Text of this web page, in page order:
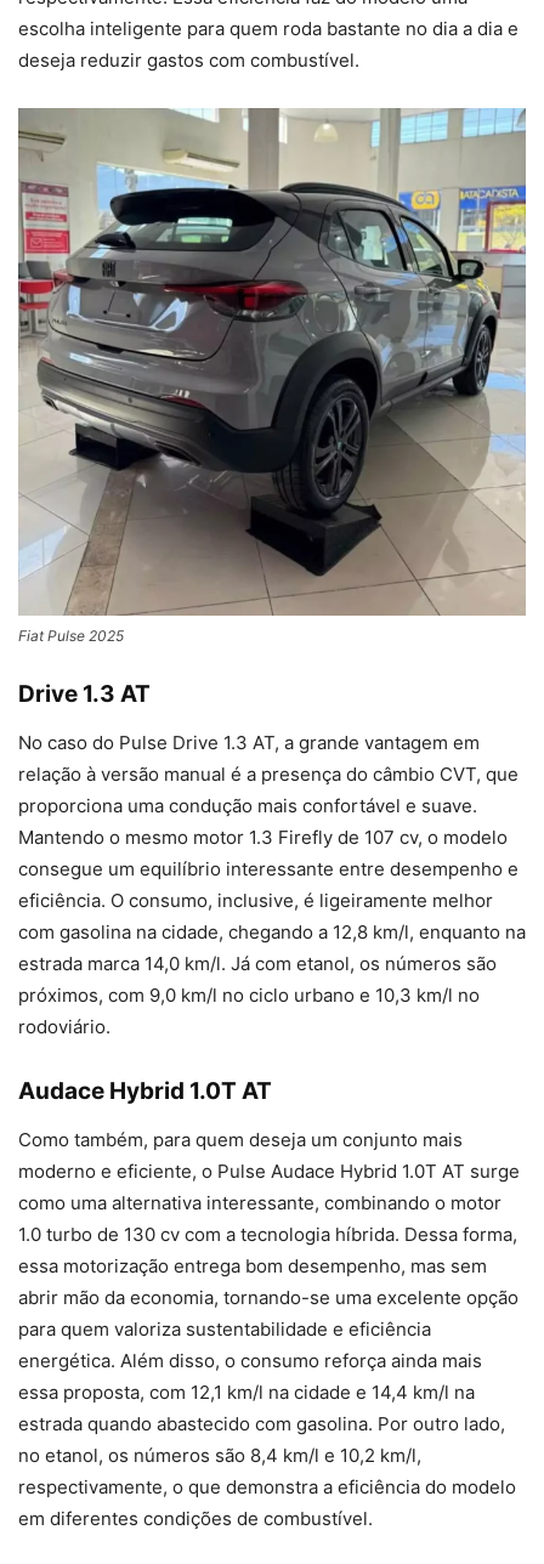
escolha inteligente para quem roda bastante no dia a dia e
deseja reduzir gastos com combustível.
Fiat Pulse 2025
Drive 1.3 AT
No caso do Pulse Drive 1.3 AT, a grande vantagem em
relação à versão manual é a presença do câmbio CVT, que
proporciona uma condução mais confortável e suave.
Mantendo o mesmo motor 1.3 Firefly de 107 cv, o modelo
consegue um equilíbrio interessante entre desempenho e
eficiência. O consumo, inclusive, é ligeiramente melhor
com gasolina na cidade, chegando a 12,8 km/l, enquanto na
estrada marca 14,0 km/l. Já com etanol, os números são
próximos, com 9,0 km/l no ciclo urbano e 10,3 km/l no
rodoviário.
Audace Hybrid 1.0T AT
Como também, para quem deseja um conjunto mais
moderno e eficiente, o Pulse Audace Hybrid 1.0T AT surge
como uma alternativa interessante, combinando o motor
1.0 turbo de 130 cv com a tecnologia híbrida. Dessa forma,
essa motorização entrega bom desempenho, mas sem
abrir mão da economia, tornando-se uma excelente opção
para quem valoriza sustentabilidade e eficiência
energética. Além disso, o consumo reforça ainda mais
essa proposta, com 12,1 km/l na cidade e 14,4 km/l na
estrada quando abastecido com gasolina. Por outro lado,
no etanol, os números são 8,4 km/l e 10,2 km/l,
respectivamente, o que demonstra a eficiência do modelo
em diferentes condições de combustível.